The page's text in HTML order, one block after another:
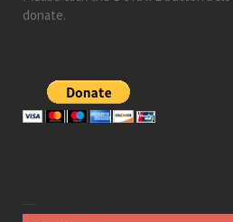
donate.